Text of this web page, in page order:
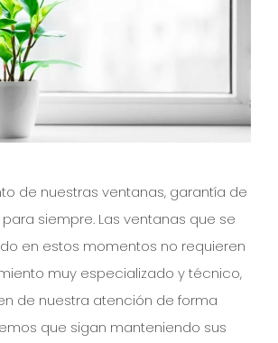
de nuestras ventanas, garantía de
siempre. Las ventanas que se
en estos momentos no requieren
muy especializado y técnico,
de nuestra atención de forma
que sigan manteniendo sus